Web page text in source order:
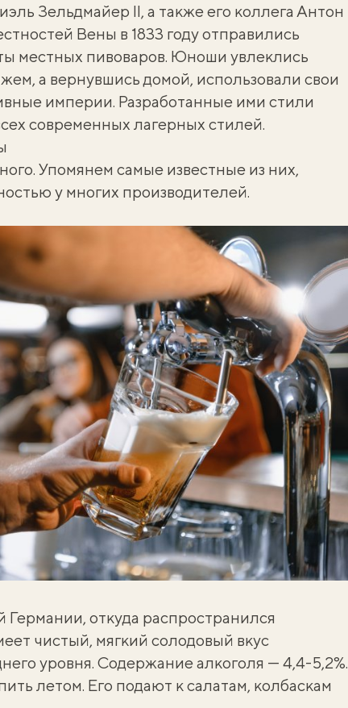
Зельдмайер II, а также его коллега Антон
Вены в 1833 году отправились
местных пивоваров. Юноши увлеклись
а вернувшись домой, использовали свои
империи. Разработанные ими стили
современных лагерных стилей.
Упомянем самые известные из них,
у многих производителей.
откуда распространился
чистый, мягкий солодовый вкус
уровня. Содержание алкоголя — 4,4-5,2%.
летом. Его подают к салатам, колбаскам